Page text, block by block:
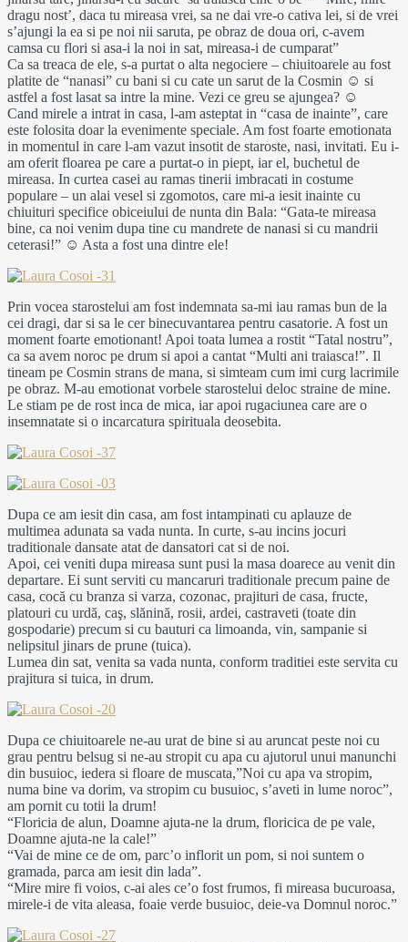
dragu nost’, daca tu mireasa vrei, sa ne dai vre-o cativa lei, si de vrei
s’ajungi la ea si pe noi nii saruta, pe obraz de doua ori, c-avem
camsa cu flori si asa-i la noi in sat, mireasa-i de cumparat”
Ca sa treaca de ele, s-a purtat o alta negociere – chiuitoarele au fost
platite de “nanasi” cu bani si cu cate un sarut de la Cosmin ☺ si
astfel a fost lasat sa intre la mine. Vezi ce greu se ajungea? ☺
Cand mirele a intrat in casa, l-am asteptat in “casa de inainte”, care
este folosita doar la evenimente speciale. Am fost foarte emotionata
in momentul in care l-am vazut insotit de staroste, nasi, invitati. Eu i-
am oferit floarea pe care a purtat-o in piept, iar el, buchetul de
mireasa. In curtea casei au ramas tinerii imbracati in costume
populare – un alai vesel si zgomotos, care mi-a iesit inainte cu
chiuituri specifice obiceiului de nunta din Bala: “Gata-te mireasa
bine, ca noi venim dupa tine cu mandrete de nanasi si cu mandrii
ceterasi!” ☺ Asta a fost una dintre ele!
Prin vocea starostelui am fost indemnata sa-mi iau ramas bun de la
cei dragi, dar si sa le cer binecuvantarea pentru casatorie. A fost un
moment foarte emotionant! Apoi toata lumea a rostit “Tatal nostru”,
ca sa avem noroc pe drum si apoi a cantat “Multi ani traiasca!”. Il
tineam pe Cosmin strans de mana, si simteam cum imi curg lacrimile
pe obraz. M-au emotionat vorbele starostelui deloc straine de mine.
Le stiam pe de rost inca de mica, iar apoi rugaciunea care are o
insemnatate si o incarcatura spirituala deosebita.
Dupa ce am iesit din casa, am fost intampinati cu aplauze de
multimea adunata sa vada nunta. In curte, s-au incins jocuri
traditionale dansate atat de dansatori cat si de noi.
Apoi, cei veniti dupa mireasa sunt pusi la masa doarece au venit din
departare. Ei sunt serviti cu mancaruri traditionale precum paine de
casa, cocă cu branza si varza, cozonac, prajituri de casa, fructe,
platouri cu urdă, caş, slănină, rosii, ardei, castraveti (toate din
gospodarie) precum si cu bauturi ca limoanda, vin, sampanie si
nelipsitul jinars de prune (tuica).
Lumea din sat, venita sa vada nunta, conform traditiei este servita cu
prajitura si tuica, in drum.
Dupa ce chiuitoarele ne-au urat de bine si au aruncat peste noi cu
grau pentru belsug si ne-au stropit cu apa cu ajutorul unui manunchi
din busuioc, iedera si floare de muscata,”Noi cu apa va stropim,
numa bine va dorim, va stropim cu busuioc, s’aveti in lume noroc”,
am pornit cu totii la drum!
“Floricia de alun, Doamne ajuta-ne la drum, floricica de pe vale,
Doamne ajuta-ne la cale!”
“Vai de mine ce de om, parc’o inflorit un pom, si noi suntem o
gramada, parca am iesit din lada”.
“Mire mire fi voios, c-ai ales ce’o fost frumos, fi mireasa bucuroasa,
mirele-i de vita aleasa, foaie verde busuioc, deie-va Domnul noroc.”